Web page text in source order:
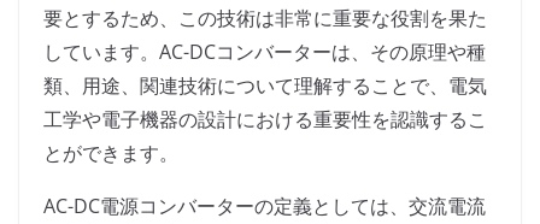
要とするため、この技術は非常に重要な役割を果た
しています。AC-DCコンバーターは、その原理や種
類、用途、関連技術について理解することで、電気
工学や電子機器の設計における重要性を認識するこ
とができます。
AC-DC電源コンバーターの定義としては、交流電流